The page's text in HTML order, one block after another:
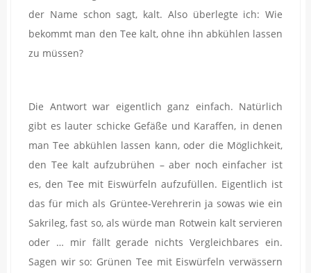
der Name schon sagt, kalt. Also überlegte ich: Wie
bekommt man den Tee kalt, ohne ihn abkühlen lassen
zu müssen?
Die Antwort war eigentlich ganz einfach. Natürlich
gibt es lauter schicke Gefäße und Karaffen, in denen
man Tee abkühlen lassen kann, oder die Möglichkeit,
den Tee kalt aufzubrühen – aber noch einfacher ist
es, den Tee mit Eiswürfeln aufzufüllen. Eigentlich ist
das für mich als Grüntee-Verehrerin ja sowas wie ein
Sakrileg, fast so, als würde man Rotwein kalt servieren
oder … mir fällt gerade nichts Vergleichbares ein.
Sagen wir so: Grünen Tee mit Eiswürfeln verwässern